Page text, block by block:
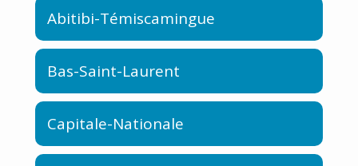
Abitibi-Témiscamingue
Bas-Saint-Laurent
Capitale-Nationale